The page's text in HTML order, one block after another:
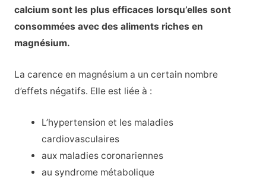
calcium sont les plus efficaces lorsqu’elles sont
consommées avec des aliments riches en
magnésium.
La carence en magnésium a un certain nombre
d’effets négatifs. Elle est liée à :
L’hypertension et les maladies
cardiovasculaires
aux maladies coronariennes
au syndrome métabolique